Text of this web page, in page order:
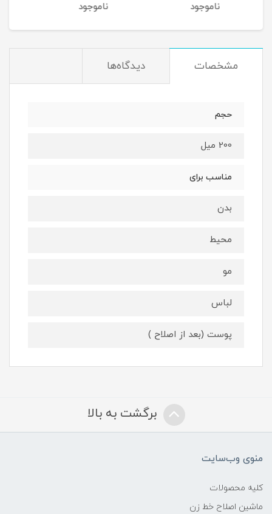
ناموجود ناموجود
مشخصات دیدگاه‌ها
حجم
200 میل
مناسب برای
بدن
محیط
مو
لباس
پوست (بعد از اصلاح )
برگشت به بالا
منوی وب‌سایت
کلیه محصولات
ماشین اصلاح خط زن